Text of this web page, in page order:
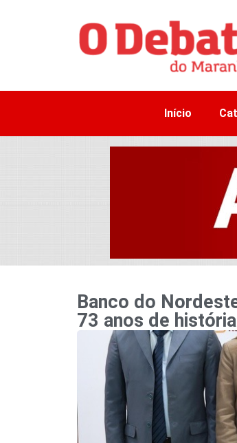
Início
Banco do
73 anos de história